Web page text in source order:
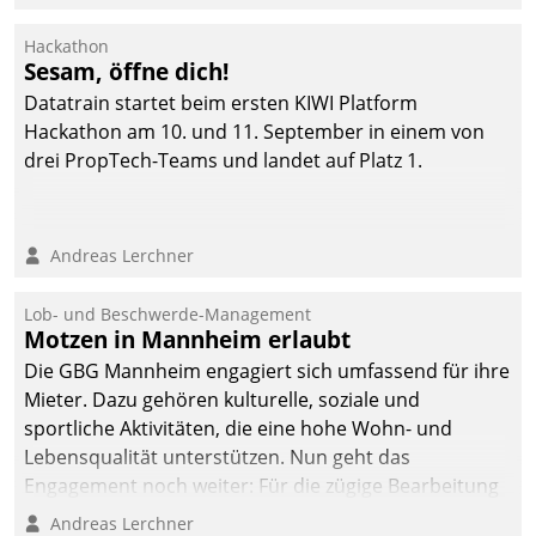
integrieren.
Hackathon
Sesam, öffne dich!
Datatrain startet beim ersten KIWI Platform
Hackathon am 10. und 11. September in einem von
drei PropTech-Teams und landet auf Platz 1.
Andreas Lerchner
Lob- und Beschwerde-Management
Motzen in Mannheim erlaubt
Die GBG Mannheim engagiert sich umfassend für ihre
Mieter. Dazu gehören kulturelle, soziale und
sportliche Aktivitäten, die eine hohe Wohn- und
Lebensqualität unterstützen. Nun geht das
Engagement noch weiter: Für die zügige Bearbeitung
von Beschwerden – oder Lob – richtet das
Andreas Lerchner